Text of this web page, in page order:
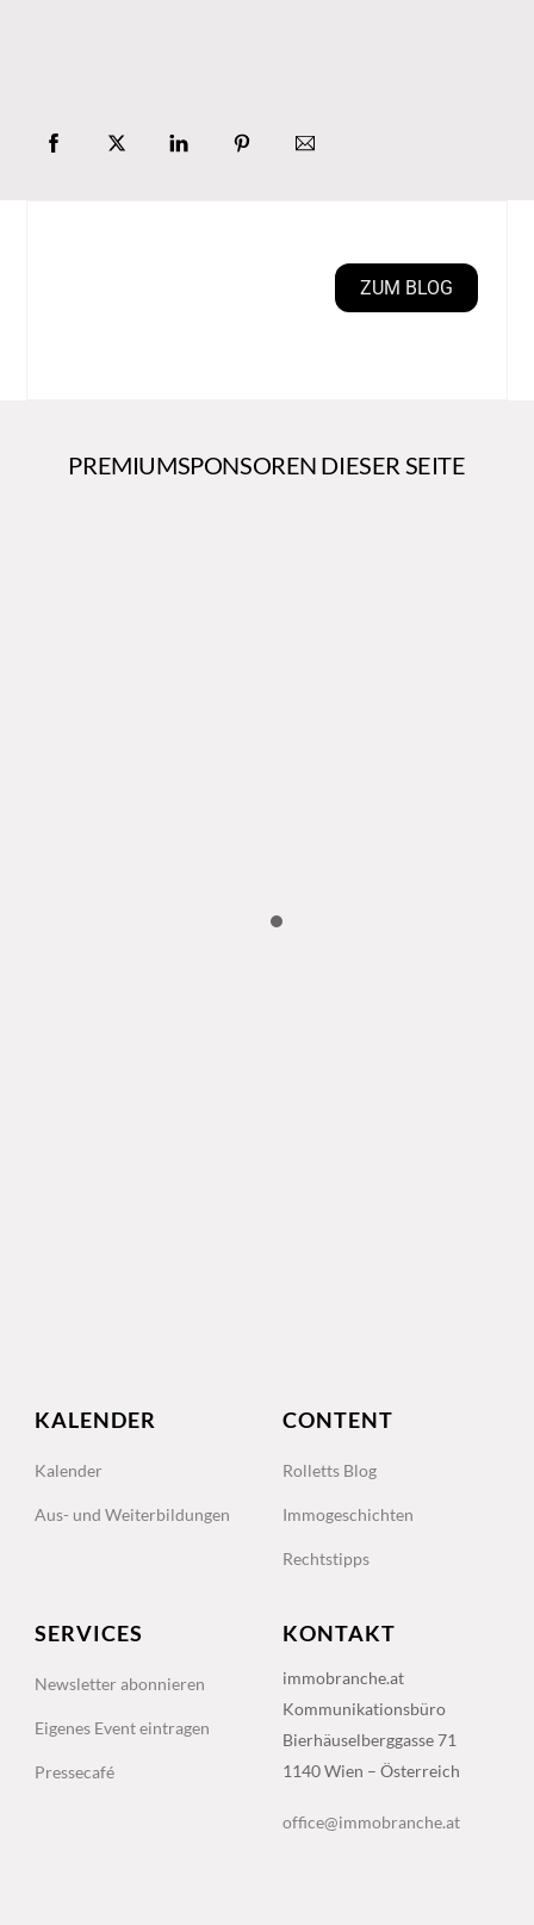
ZUM BLOG
PREMIUMSPONSOREN DIESER SEITE
KALENDER
Kalender
Aus- und Weiterbildungen
CONTENT
Rolletts Blog
Immogeschichten
Rechtstipps
SERVICES
Newsletter abonnieren
Eigenes Event eintragen
Pressecafé
KONTAKT
immobranche.at
Kommunikationsbüro
Bierhäuselberggasse 71
1140 Wien – Österreich
office@immobranche.at